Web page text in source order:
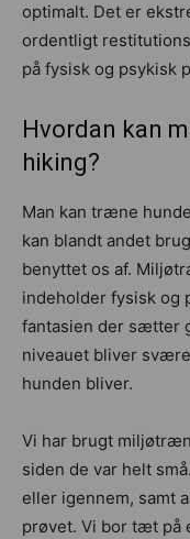
optimalt. Det er
ordentligt
på fysisk og psykisk
Hvordan kan
hiking?
Man kan træne
kan blandt andet
benyttet os af.
indeholder fysisk og
fantasien der sætter
niveauet bliver
hunden bliver.
Vi har brugt
siden de var helt
eller igennem, samt
prøvet. Vi bor tæt på